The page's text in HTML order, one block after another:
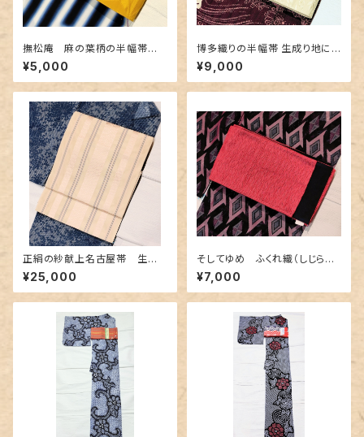
撫松庵 麻の葉柄の半幅帯
黄色✕金茶色
¥5,000
博多織りの半幅帯 生成り地に
豪華な地紋＆赤紫色
¥9,000
正絹の紗献上名古屋帯 生成り
地にベビーピンク・ブルーグレー
¥25,000
そしてゆめ ふくれ織（しじら織）
のリバーシブル半幅帯
¥7,000